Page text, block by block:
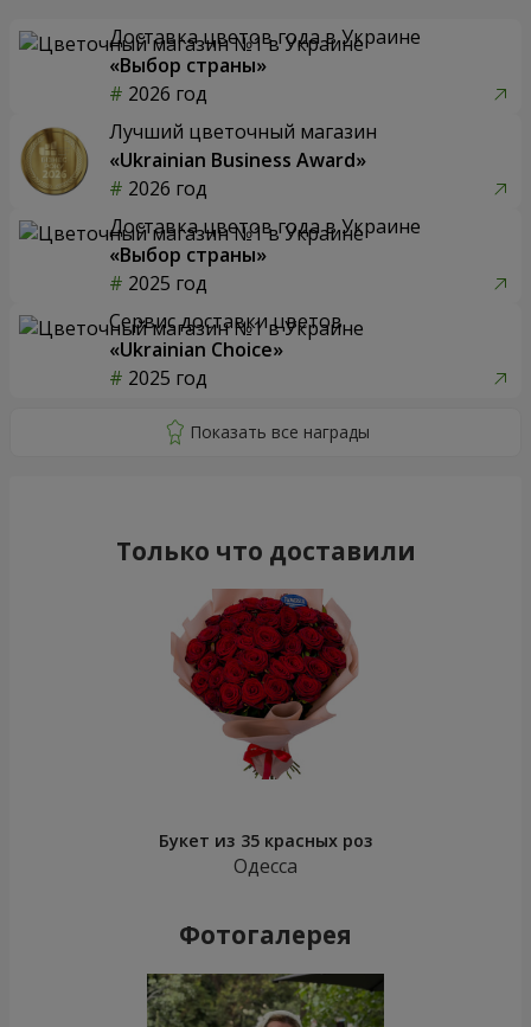
Доставка цветов года в Украине
«Выбор страны»
2026 год
Лучший цветочный магазин
«Ukrainian Business Award»
2026 год
Доставка цветов года в Украине
«Выбор страны»
2025 год
Сервис доставки цветов
«Ukrainian Choice»
2025 год
Только что доставили
Букет из 35 красных роз
Одесса
Фотогалерея